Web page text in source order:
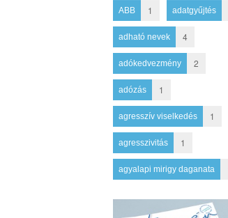
ABB 1 adatgyűjtés
adható nevek 4
adókedvezmény 2
adózás 1
agresszív viselkedés 1
agresszivitás 1
agyalapi mirigy daganata